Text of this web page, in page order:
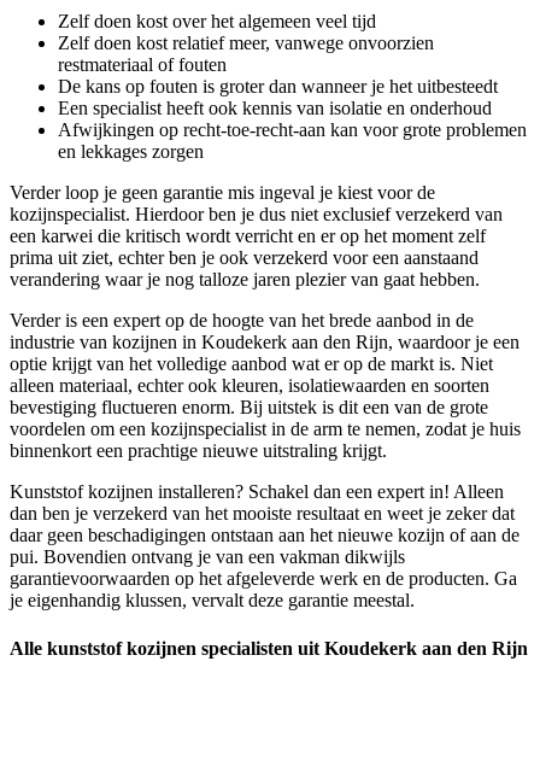
Zelf doen kost over het algemeen veel tijd
Zelf doen kost relatief meer, vanwege onvoorzien
restmateriaal of fouten
De kans op fouten is groter dan wanneer je het uitbesteedt
Een specialist heeft ook kennis van isolatie en onderhoud
Afwijkingen op recht-toe-recht-aan kan voor grote problemen
en lekkages zorgen
Verder loop je geen garantie mis ingeval je kiest voor de
kozijnspecialist. Hierdoor ben je dus niet exclusief verzekerd van
een karwei die kritisch wordt verricht en er op het moment zelf
prima uit ziet, echter ben je ook verzekerd voor een aanstaand
verandering waar je nog talloze jaren plezier van gaat hebben.
Verder is een expert op de hoogte van het brede aanbod in de
industrie van kozijnen in Koudekerk aan den Rijn, waardoor je een
optie krijgt van het volledige aanbod wat er op de markt is. Niet
alleen materiaal, echter ook kleuren, isolatiewaarden en soorten
bevestiging fluctueren enorm. Bij uitstek is dit een van de grote
voordelen om een kozijnspecialist in de arm te nemen, zodat je huis
binnenkort een prachtige nieuwe uitstraling krijgt.
Kunststof kozijnen installeren? Schakel dan een expert in! Alleen
dan ben je verzekerd van het mooiste resultaat en weet je zeker dat
daar geen beschadigingen ontstaan aan het nieuwe kozijn of aan de
pui. Bovendien ontvang je van een vakman dikwijls
garantievoorwaarden op het afgeleverde werk en de producten. Ga
je eigenhandig klussen, vervalt deze garantie meestal.
Alle kunststof kozijnen specialisten uit Koudekerk aan den Rijn